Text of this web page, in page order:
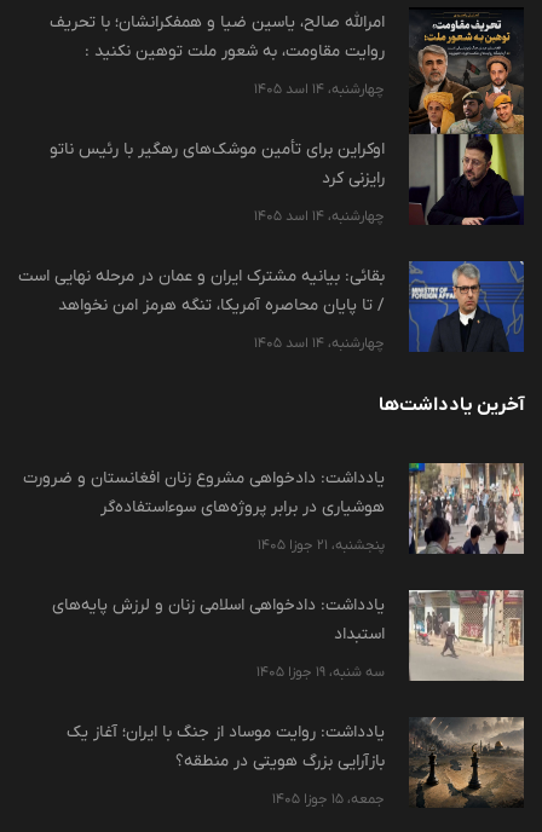
امرالله صالح، یاسین ضیا و همفکرانشان؛ با تحریف
روایت مقاومت، به شعور ملت توهین نکنید :
چهارشنبه، 14 اسد 1405
اوکراین برای تأمین موشک‌های رهگیر با رئیس ناتو
رایزنی کرد
چهارشنبه، 14 اسد 1405
بقائی: بیانیه مشترک ایران و عمان در مرحله نهایی است
/ تا پایان محاصره آمریکا، تنگه هرمز امن نخواهد
چهارشنبه، 14 اسد 1405
آخرین یادداشت‌ها
یادداشت: دادخواهی مشروع زنان افغانستان و ضرورت
هوشیاری در برابر پروژه‌های سوءاستفاده‌گر
پنجشنبه، 21 جوزا 1405
یادداشت: دادخواهی اسلامی زنان و لرزش پایه‌های
استبداد
سه شنبه، 19 جوزا 1405
یادداشت: روایت موساد از جنگ با ایران؛ آغاز یک
بازآرایی بزرگ هویتی در منطقه؟
جمعه، 15 جوزا 1405